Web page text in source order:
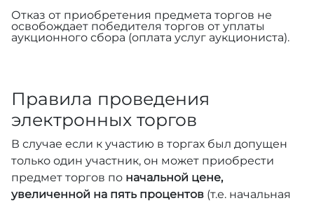
Отказ от приобретения предмета торгов не
освобождает победителя торгов от уплаты
аукционного сбора (оплата услуг аукциониста).
Правила проведения
электронных торгов
В случае если к участию в торгах был допущен
только один участник, он может приобрести
предмет торгов по начальной цене,
увеличенной на пять процентов (т.е. начальная